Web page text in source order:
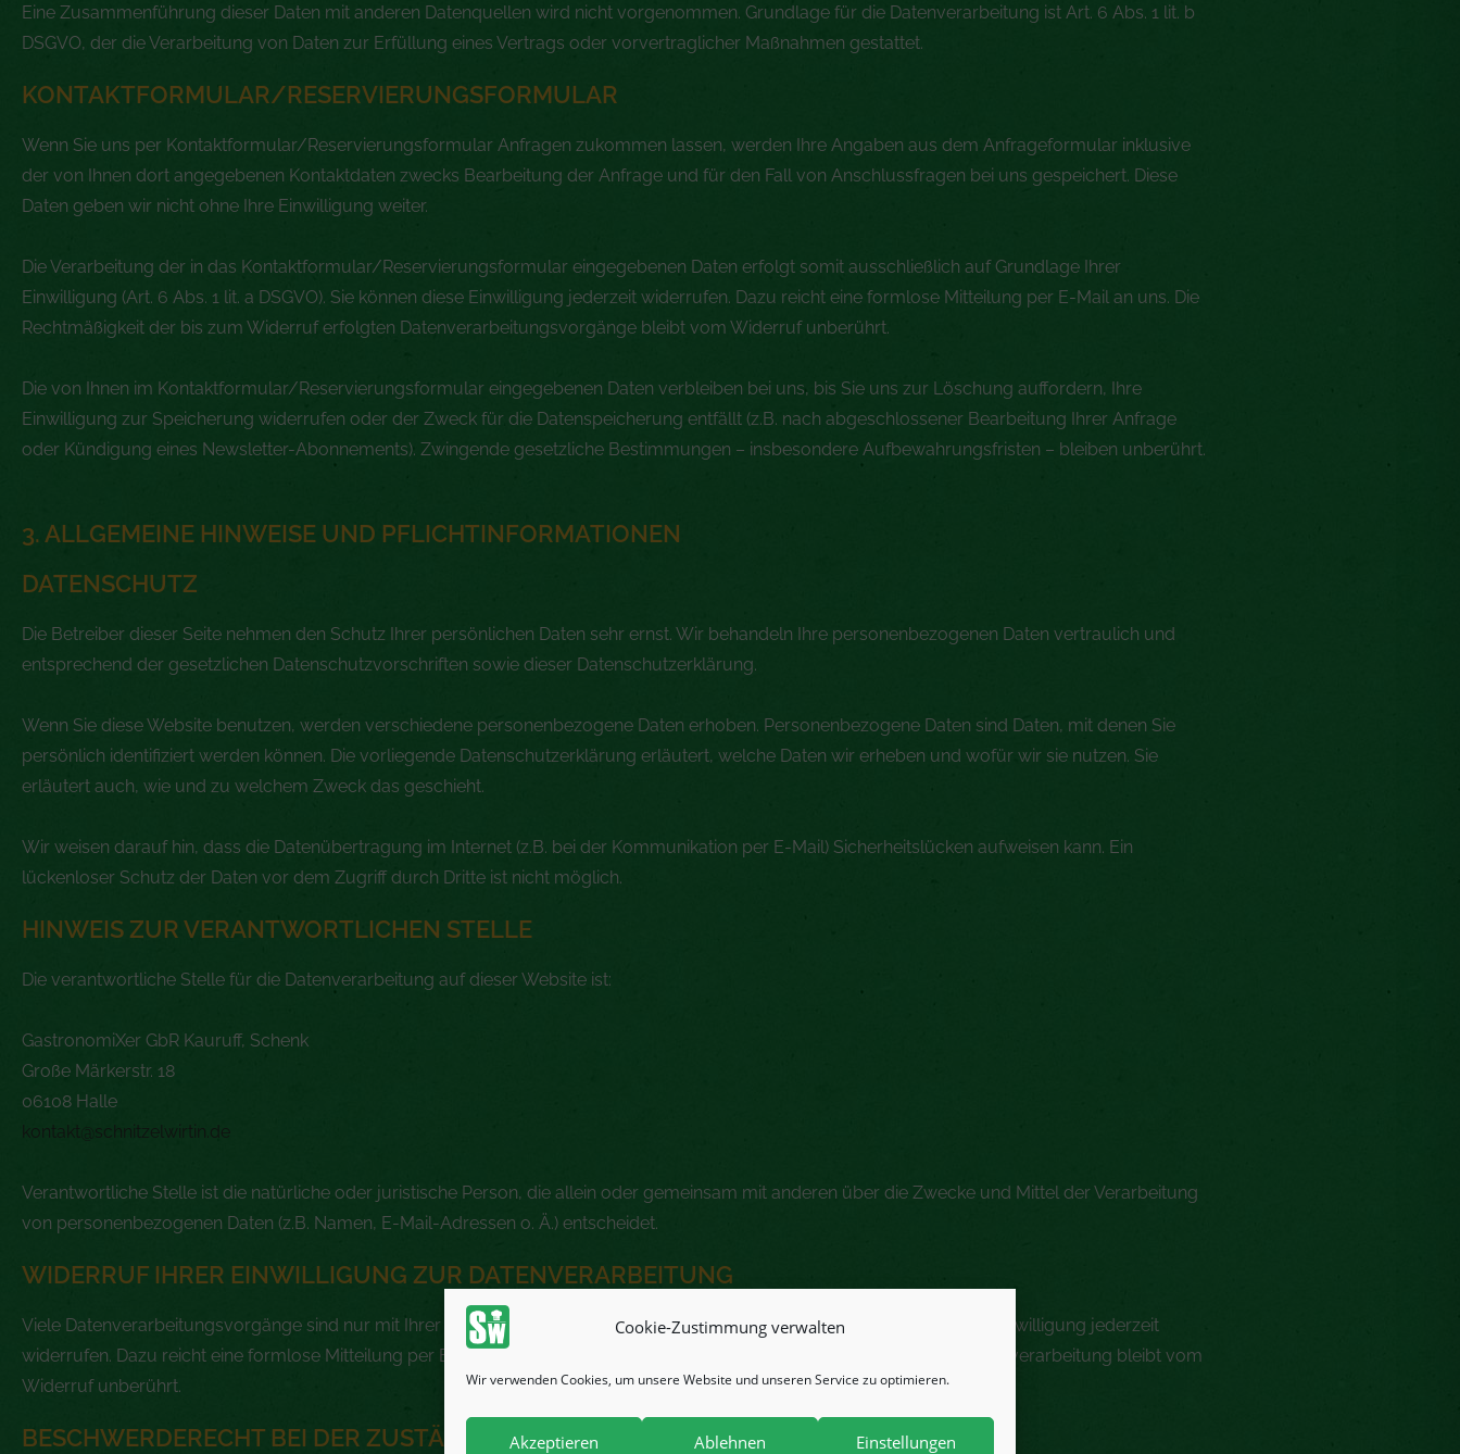
Cookie-Zustimmung verwalten
Wir verwenden Cookies, um unsere Website und unseren Service zu optimieren.
Akzeptieren Ablehnen Einstellungen
Eine Zusammenführung dieser Daten mit anderen Datenquellen wird nicht vorgenommen. Grundlage für die Datenverarbeitung ist Art. 6 Abs. 1 lit. b
DSGVO, der die Verarbeitung von Daten zur Erfüllung eines Vertrags oder vorvertraglicher Maßnahmen gestattet.
KONTAKTFORMULAR/RESERVIERUNGSFORMULAR
Wenn Sie uns per Kontaktformular/Reservierungsformular Anfragen zukommen lassen, werden Ihre Angaben aus dem Anfrageformular inklusive
der von Ihnen dort angegebenen Kontaktdaten zwecks Bearbeitung der Anfrage und für den Fall von Anschlussfragen bei uns gespeichert. Diese
Daten geben wir nicht ohne Ihre Einwilligung weiter.
Die Verarbeitung der in das Kontaktformular/Reservierungsformular eingegebenen Daten erfolgt somit ausschließlich auf Grundlage Ihrer
Einwilligung (Art. 6 Abs. 1 lit. a DSGVO). Sie können diese Einwilligung jederzeit widerrufen. Dazu reicht eine formlose Mitteilung per E-Mail an uns. Die
Rechtmäßigkeit der bis zum Widerruf erfolgten Datenverarbeitungsvorgänge bleibt vom Widerruf unberührt.
Die von Ihnen im Kontaktformular/Reservierungsformular eingegebenen Daten verbleiben bei uns, bis Sie uns zur Löschung auffordern, Ihre
Einwilligung zur Speicherung widerrufen oder der Zweck für die Datenspeicherung entfällt (z.B. nach abgeschlossener Bearbeitung Ihrer Anfrage
oder Kündigung eines Newsletter-Abonnements). Zwingende gesetzliche Bestimmungen – insbesondere Aufbewahrungsfristen – bleiben unberührt.
3. ALLGEMEINE HINWEISE UND PFLICHTINFORMATIONEN
DATENSCHUTZ
Die Betreiber dieser Seite nehmen den Schutz Ihrer persönlichen Daten sehr ernst. Wir behandeln Ihre personenbezogenen Daten vertraulich und
entsprechend der gesetzlichen Datenschutzvorschriften sowie dieser Datenschutzerklärung.
Wenn Sie diese Website benutzen, werden verschiedene personenbezogene Daten erhoben. Personenbezogene Daten sind Daten, mit denen Sie
persönlich identifiziert werden können. Die vorliegende Datenschutzerklärung erläutert, welche Daten wir erheben und wofür wir sie nutzen. Sie
erläutert auch, wie und zu welchem Zweck das geschieht.
Wir weisen darauf hin, dass die Datenübertragung im Internet (z.B. bei der Kommunikation per E-Mail) Sicherheitslücken aufweisen kann. Ein
lückenloser Schutz der Daten vor dem Zugriff durch Dritte ist nicht möglich.
HINWEIS ZUR VERANTWORTLICHEN STELLE
Die verantwortliche Stelle für die Datenverarbeitung auf dieser Website ist:
GastronomiXer GbR Kauruff, Schenk
Große Märkerstr. 18
06108 Halle
kontakt@schnitzelwirtin.de
Verantwortliche Stelle ist die natürliche oder juristische Person, die allein oder gemeinsam mit anderen über die Zwecke und Mittel der Verarbeitung
von personenbezogenen Daten (z.B. Namen, E-Mail-Adressen o. Ä.) entscheidet.
WIDERRUF IHRER EINWILLIGUNG ZUR DATENVERARBEITUNG
Viele Datenverarbeitungsvorgänge sind nur mit Ihrer ausdrücklichen Einwilligung möglich. Sie können eine bereits erteilte Einwilligung jederzeit
widerrufen. Dazu reicht eine formlose Mitteilung per E-Mail an uns. Die Rechtmäßigkeit der bis zum Widerruf erfolgten Datenverarbeitung bleibt vom
Widerruf unberührt.
BESCHWERDERECHT BEI DER ZUSTÄNDIGEN AUFSICHTSBEHÖRDE